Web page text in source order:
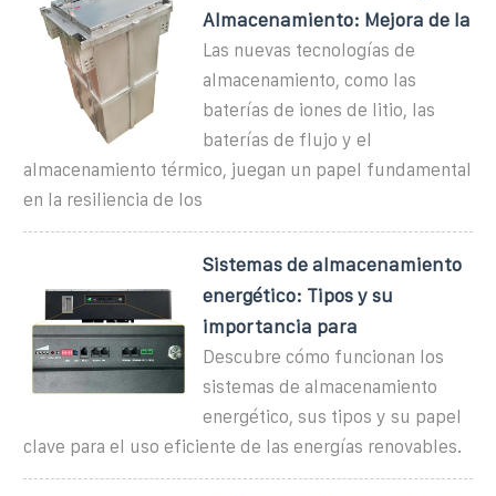
Almacenamiento: Mejora de la
Las nuevas tecnologías de
almacenamiento, como las
baterías de iones de litio, las
baterías de flujo y el
almacenamiento térmico, juegan un papel fundamental
en la resiliencia de los
Sistemas de almacenamiento
energético: Tipos y su
importancia para
Descubre cómo funcionan los
sistemas de almacenamiento
energético, sus tipos y su papel
clave para el uso eficiente de las energías renovables.